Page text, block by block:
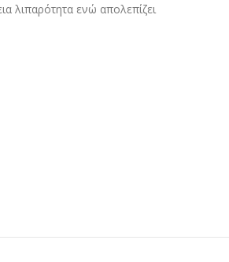
λιπαρότητα ενώ απολεπίζει